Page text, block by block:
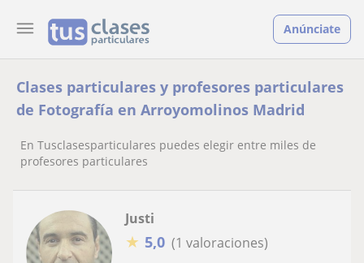
Anúnciate
Clases particulares y profesores particulares
de Fotografía en Arroyomolinos Madrid
En Tusclasesparticulares puedes elegir entre miles de
profesores particulares
Justi
★ 5,0 (1 valoraciones)